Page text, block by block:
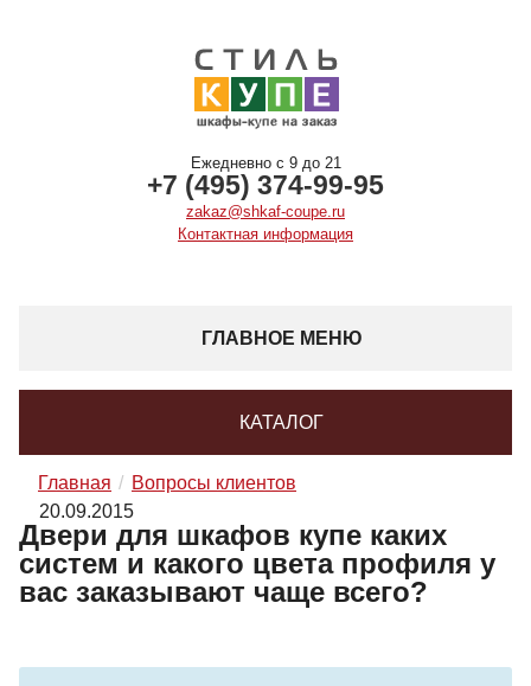
Ежедневно с 9 до 21
+7 (495) 374-99-95
zakaz@shkaf-coupe.ru
Контактная информация
ГЛАВНОЕ МЕНЮ
КАТАЛОГ
Главная
Вопросы клиентов
20.09.2015
Двери для шкафов купе каких
систем и какого цвета профиля у
вас заказывают чаще всего?